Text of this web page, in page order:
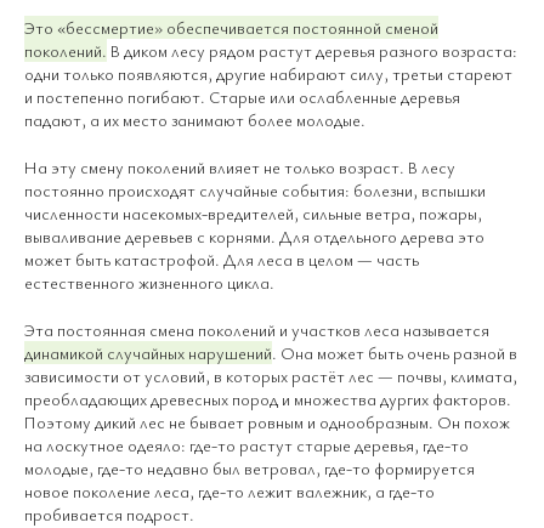
Это «бессмертие» обеспечивается постоянной сменой
поколений. В диком лесу рядом растут деревья разного возраста:
одни только появляются, другие набирают силу, третьи стареют
и постепенно погибают. Старые или ослабленные деревья
падают, а их место занимают более молодые.
На эту смену поколений влияет не только возраст. В лесу
постоянно происходят случайные события: болезни, вспышки
численности насекомых-вредителей, сильные ветра, пожары,
вываливание деревьев с корнями. Для отдельного дерева это
может быть катастрофой. Для леса в целом — часть
естественного жизненного цикла.
Эта постоянная смена поколений и участков леса называется
динамикой случайных нарушений. Она может быть очень разной в
зависимости от условий, в которых растёт лес — почвы, климата,
преобладающих древесных пород и множества дургих факторов.
Поэтому дикий лес не бывает ровным и однообразным. Он похож
на лоскутное одеяло: где-то растут старые деревья, где-то
молодые, где-то недавно был ветровал, где-то формируется
новое поколение леса, где-то лежит валежник, а где-то
пробивается подрост.